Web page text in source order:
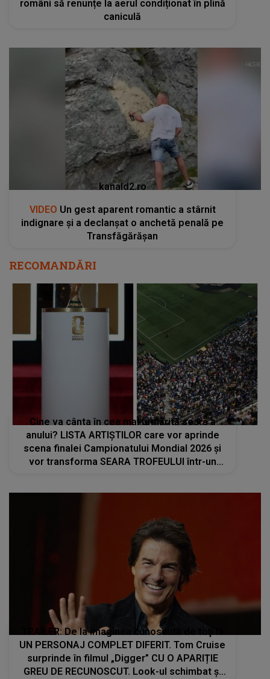
români să renunțe la aerul condiționat în plină
caniculă
kanald2.ro
VIDEO Un gest aparent romantic a stârnit
indignare și a declanșat o anchetă penală pe
Transfăgărășan
RECOMANDĂRI
Cine va cânta în cea mai urmărită seară a
anului? LISTA ARTIȘTILOR care vor aprinde
scena finalei Campionatului Mondial 2026 și
vor transforma SEARA TROFEULUI într-un
TRAILER: De la imaginea cunoscută de toţi la
UN PERSONAJ COMPLET DIFERIT. Tom Cruise
surprinde în filmul „Digger” CU O APARIȚIE
GREU DE RECUNOSCUT. Look-ul schimbat şi